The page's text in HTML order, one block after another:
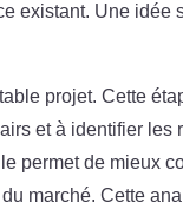
existant. Une
projet. Cette
et à identifier les
permet de mieux
marché. Cette